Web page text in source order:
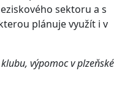
sektoru a s
plánuje využít i v
výpomoc v plzeňské